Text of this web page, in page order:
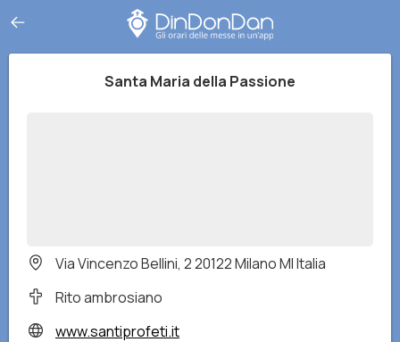
Santa Maria della Passione
Via Vincenzo Bellini, 2 20122 Milano MI Italia
Rito ambrosiano
www.santiprofeti.it